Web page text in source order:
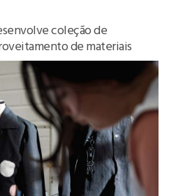
coleção de
de materiais